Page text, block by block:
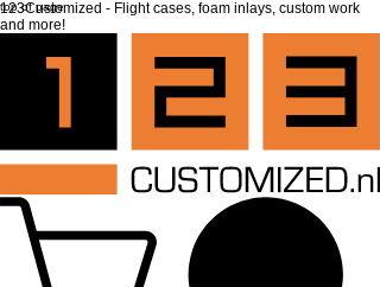
top of page
123Customized - Flight cases, foam inlays, custom work
and more!